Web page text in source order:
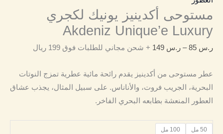
مستوحى أكدينيز يونيك لكجري
Akdeniz Unique’e Luxury
ر.س – ر.س + شحن مجاني للطلبات فوق 199 ريال
عطر مستوحى من أكدينيز يقدم رائحة مائية عطرية تمزج النوتات
البحرية، الجريب فروت، والأناناس. على سبيل المثال، يجذب عشاق
العطور المنعشة بطابعه البحري الفاخر.
50 مل 100 مل